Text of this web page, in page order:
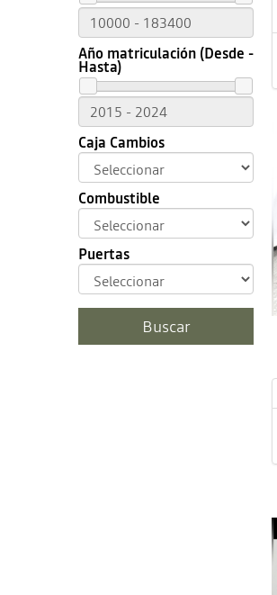
Año matriculación (Desde -
Hasta)
Caja Cambios
Combustible
Puertas